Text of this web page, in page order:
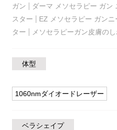
ガン
ダーマ メソセラピー ガン
スター
EZ メソセラピー ガン
ター
メソセラピーガン皮膚の
体型
1060nmダイオードレーザー
ベラシェイプ